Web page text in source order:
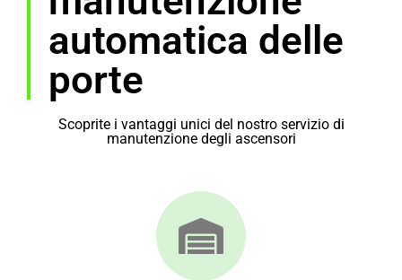
automatica delle
porte
Scoprite i vantaggi unici del nostro servizio di
manutenzione degli ascensori